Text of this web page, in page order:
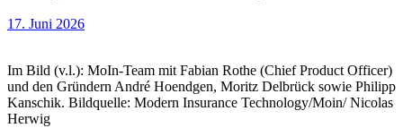
17. Juni 2026
Im Bild (v.l.): MoIn-Team mit Fabian Rothe (Chief Product Officer)
und den Gründern André Hoendgen, Moritz Delbrück sowie Philipp
Kanschik. Bildquelle: Modern Insurance Technology/Moin/ Nicolas
Herwig